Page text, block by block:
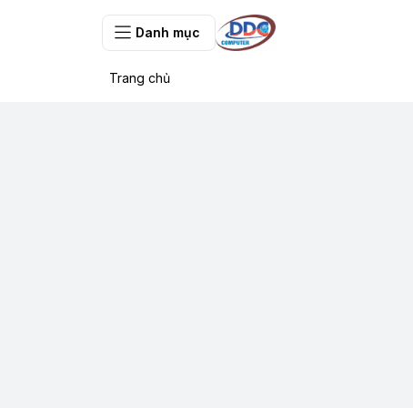
Danh mục
Trang chủ